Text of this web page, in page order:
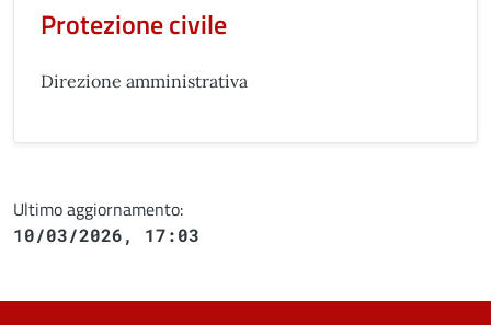
Protezione civile
Direzione amministrativa
Ultimo aggiornamento:
10/03/2026, 17:03